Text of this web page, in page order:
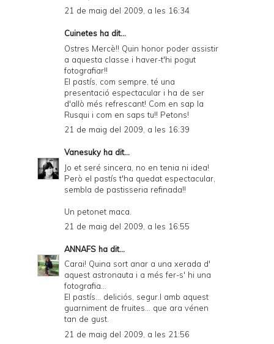
21 de maig del 2009, a les 16:34
Cuinetes ha dit...
Ostres Mercè!! Quin honor poder assistir
a aquesta classe i haver-t'hi pogut
fotografiar!!
El pastís, com sempre, té una
presentació espectacular i ha de ser
d'allò més refrescant! Com en sap la
Rusqui i com en saps tu!! Petons!
21 de maig del 2009, a les 16:39
Vanesukyha dit...
Jo et seré sincera, no en tenia ni idea!
Però el pastís t'ha quedat espectacular,
sembla de pastisseria refinada!!
Un petonet maca.
21 de maig del 2009, a les 16:55
ANNAFS ha dit...
Carai! Quina sort anar a una xerada d'
aquest astronauta i a més fer-s' hi una
fotografia...
El pastís... deliciós, segur.I amb aquest
guarniment de fruites... que ara vénen
tan de gust.
21 de maig del 2009, a les 21:56